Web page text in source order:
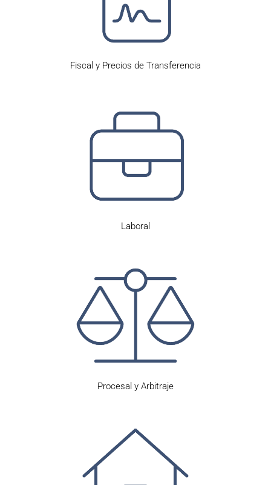
Fiscal y Precios de Transferencia
Laboral
Procesal y Arbitraje